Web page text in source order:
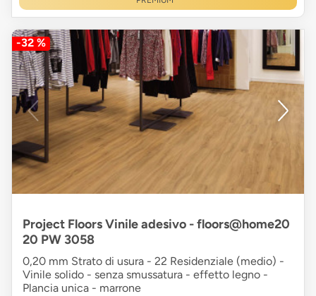
-32 %
Project Floors Vinile adesivo - floors@home20
20 PW 3058
0,20 mm Strato di usura - 22 Residenziale (medio) -
Vinile solido - senza smussatura - effetto legno -
Plancia unica - marrone